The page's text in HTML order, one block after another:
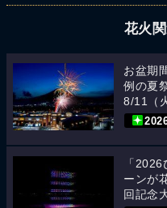
花火
お盆期
例の夏
8/11（
「
ーンが
回記念